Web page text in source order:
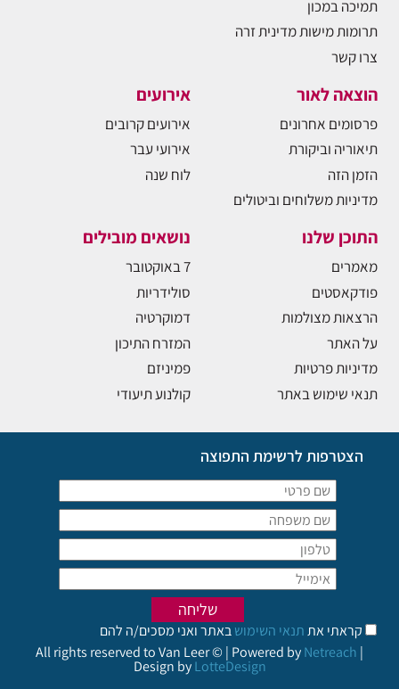
תמיכה במכון
תרומות מישות מדינית זרה
צרו קשר
הוצאה לאור
פרסומים אחרונים
תיאוריה וביקורת
הזמן הזה
מדיניות משלוחים וביטולים
אירועים
אירועים קרובים
אירועי עבר
לוח שנה
התוכן שלנו
מאמרים
פודקאסטים
הרצאות מצולמות
על האתר
מדיניות פרטיות
תנאי שימוש באתר
נושאים מובילים
7 באוקטובר
סולידריות
דמוקרטיה
המזרח התיכון
פמיניזם
קולנוע תיעודי
הצטרפות לרשימת התפוצה
קראתי אתתנאי השימושבאתר ואני מסכים/ה להם
All rights reserved to Van Leer © | Powered byNetreach |
Design byLotteDesign